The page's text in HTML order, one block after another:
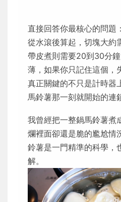
直接回答你最核心的問題
從水滾後算起，切塊大約
帶皮煮則需要20到30分
薄，如果你只記住這個，
真正關鍵的不只是計時器
馬鈴薯那一刻就開始的連
我曾經把一整鍋馬鈴薯煮
爛裡面卻還是脆的尷尬情
鈴薯是一門精準的科學，
解。